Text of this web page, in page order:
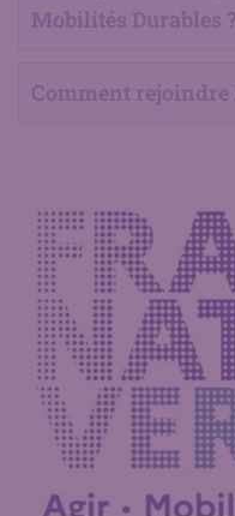
Mobilités Durables ?
Comment